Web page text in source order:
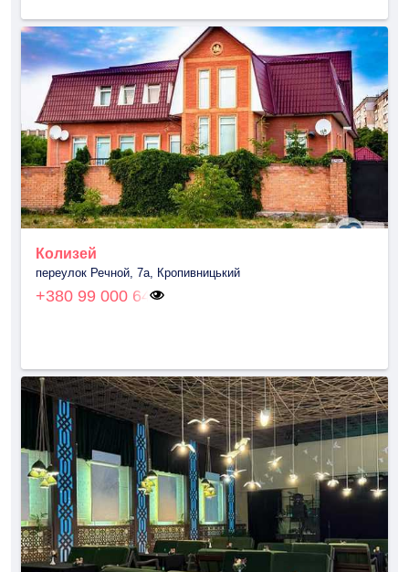
Колизей
переулок Речной, 7а, Кропивницький
+380 99 000 64